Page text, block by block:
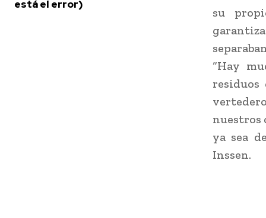
está el error)
su
“Hay
nuestros
ya sea
Inssen.